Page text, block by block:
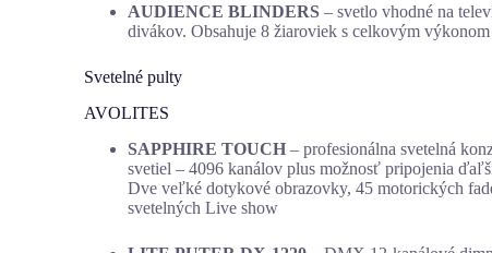
AUDIENCE BLINDERS – svetlo vhodné na
divákov. Obsahuje 8 žiaroviek s celkovým
Svetelné pulty
AVOLITES
SAPPHIRE TOUCH – profesionálna svetelná
svetiel – 4096 kanálov plus možnosť pripojenia
Dve veľké dotykové obrazovky, 45 motorických
svetelných Live show